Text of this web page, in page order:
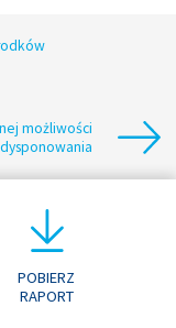
możliwości
dysponowania
POBIERZ
RAPORT